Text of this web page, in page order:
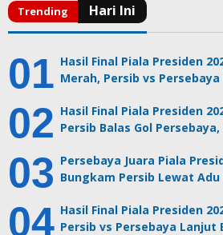
Hasil Final Piala Presiden
Merah, Persib vs
Hasil Final Piala Presiden
Persib Balas Gol
Persebaya Juara Piala
Bungkam Persib Lewat
Hasil Final Piala Presiden
Persib vs Persebaya Lanjut